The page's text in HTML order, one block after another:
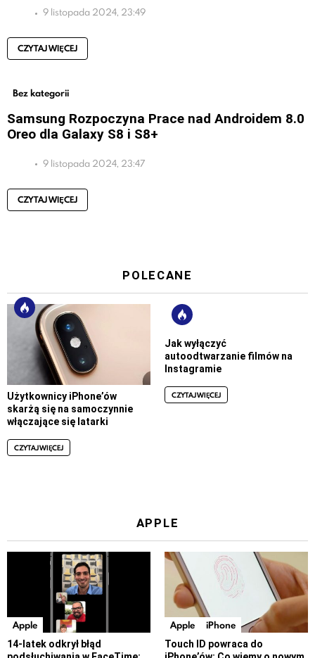
9 listopada 2024, 23:49
CZYTAJ WIĘCEJ
Bez kategorii
Samsung Rozpoczyna Prace nad Androidem 8.0
Oreo dla Galaxy S8 i S8+
9 listopada 2024, 23:47
CZYTAJ WIĘCEJ
POLECANE
Użytkownicy iPhone’ów
skarżą się na samoczynnie
włączające się latarki
CZYTAJ WIĘCEJ
Jak wyłączyć
autoodtwarzanie filmów na
Instagramie
CZYTAJ WIĘCEJ
APPLE
Apple
14-latek odkrył błąd
Apple iPhone
Touch ID powraca do